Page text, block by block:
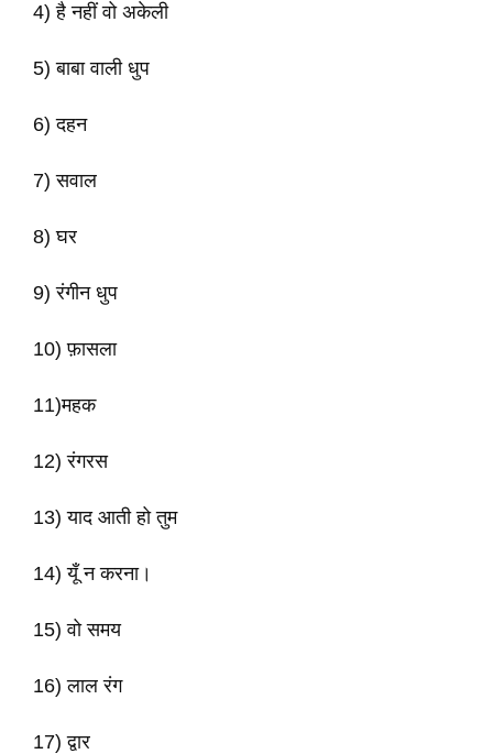
4) है नहीं वो अकेली
5) बाबा वाली धुप
6) दहन
7) सवाल
8) घर
9) रंगीन धुप
10) फ़ासला
11)महक
12) रंगरस
13) याद आती हो तुम
14) यूँ न करना।
15) वो समय
16) लाल रंग
17) द्वार